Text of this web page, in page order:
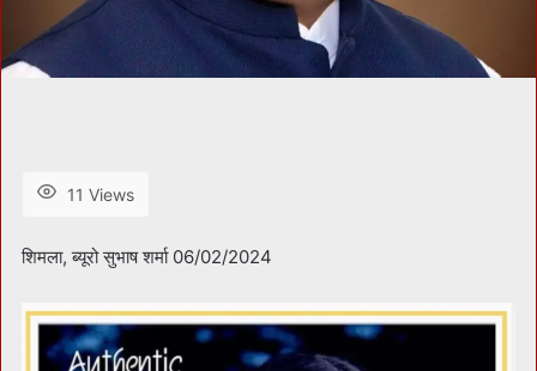
11 Views
शिमला, ब्यूरो सुभाष शर्मा 06/02/2024